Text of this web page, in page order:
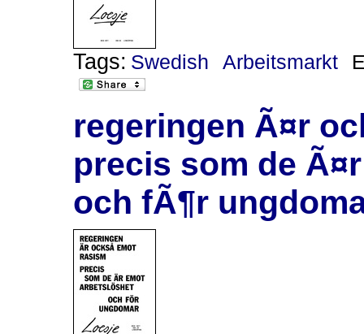
Tags: Swedish Arbeitsmarkt
regeringen Ã¤r
precis som de
och fÃ¶r